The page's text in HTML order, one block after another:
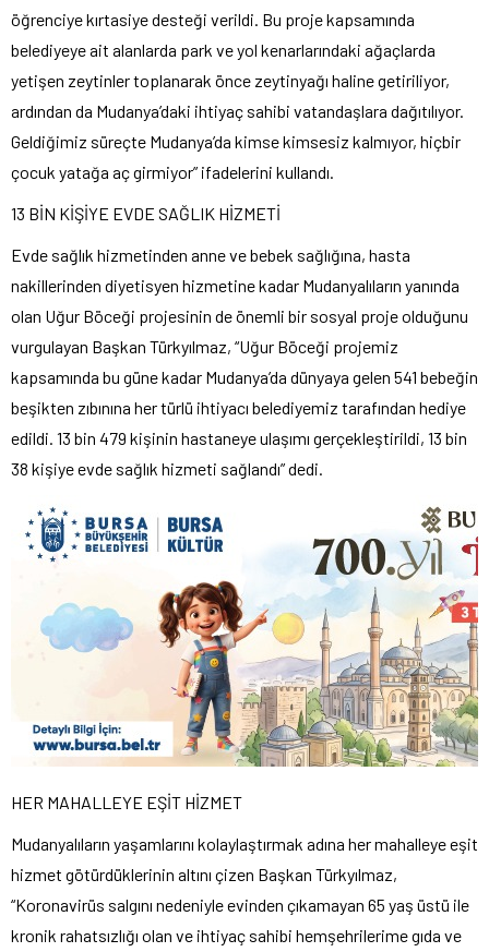
öğrenciye kırtasiye desteği verildi. Bu proje kapsamında
belediyeye ait alanlarda park ve yol kenarlarındaki ağaçlarda
yetişen zeytinler toplanarak önce zeytinyağı haline getiriliyor,
ardından da Mudanya’daki ihtiyaç sahibi vatandaşlara dağıtılıyor.
Geldiğimiz süreçte Mudanya’da kimse kimsesiz kalmıyor, hiçbir
çocuk yatağa aç girmiyor” ifadelerini kullandı.
13 BİN KİŞİYE EVDE SAĞLIK HİZMETİ
Evde sağlık hizmetinden anne ve bebek sağlığına, hasta
nakillerinden diyetisyen hizmetine kadar Mudanyalıların yanında
olan Uğur Böceği projesinin de önemli bir sosyal proje olduğunu
vurgulayan Başkan Türkyılmaz, “Uğur Böceği projemiz
kapsamında bu güne kadar Mudanya’da dünyaya gelen 541 bebeğin
beşikten zıbınına her türlü ihtiyacı belediyemiz tarafından hediye
edildi. 13 bin 479 kişinin hastaneye ulaşımı gerçekleştirildi, 13 bin
38 kişiye evde sağlık hizmeti sağlandı” dedi.
HER MAHALLEYE EŞİT HİZMET
Mudanyalıların yaşamlarını kolaylaştırmak adına her mahalleye eşit
hizmet götürdüklerinin altını çizen Başkan Türkyılmaz,
“Koronavirüs salgını nedeniyle evinden çıkamayan 65 yaş üstü ile
kronik rahatsızlığı olan ve ihtiyaç sahibi hemşehrilerime gıda ve